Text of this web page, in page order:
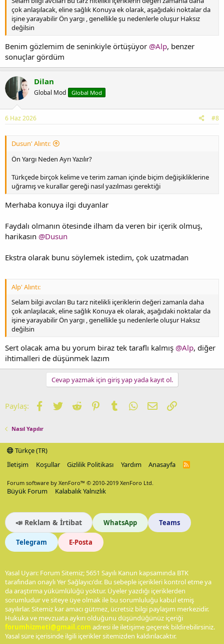
çok anlaşılacak, eline sağlık Konuya ek olarak, aşağıdaki noktalar da
işine yarayabilir Ön yargı , genellikle şu nedenlerle oluşur Haksız
değilsin
Benim gözlemim de seninkiyle örtüşüyor @Alp, benzer
sonuçlar gördüm
Dilan
Global Mod Global Mod
6 Haz 2026 #8
Dusun' Alıntı:
Ön Yargı Neden Ayrı Yazılır?
Türkçede birçok kelime ve terim zaman içinde biçim değişikliklerine
uğramış ve kurallar gereği nasıl yazılması gerektiği
Merhaba konuya ilgi duyanlar
Faydalı olmanın ötesinde ilham da veren bir içerik olmuş,
harikasın @Dusun
Ekstra olarak bunu söylemek istedim, çok uzatmadan
Alp' Alıntı:
Selam bilgi avcıları Bu tarz nitelikli içeriklerin değeri zamanla daha
çok anlaşılacak, eline sağlık Konuya ek olarak, aşağıdaki noktalar da
işine yarayabilir Ön yargı , genellikle şu nedenlerle oluşur Haksız
değilsin
Sert olacak ama bu yorum biraz tek taraflı kalmış @Alp, diğer
ihtimalleri de düşünmek lazım
Cevap yazmak için giriş yap yada kayıt ol.
Paylaş: Facebook
TwitterReddit PinterestTumblrWhatsApp
E-postaLink
Nasıl Yapılır
Türkçe (TR)
İletişim
Koşullar Gizlilik Politikası Yardım Anasayfa
R
Forum software by XenForo™ © 2010-2019 XenForo Ltd.
Büyük Forum Kalabalık Yalnızlık
📣 Reklam & İrtibat WhatsApp Teams
Telegram E-Posta
Yasal Uyarı: Forum Sitemiz; 5651 Sayılı Kanun kapsamında BTK
tarafından onaylı Yer Sağlayıcı'dır. Bu sebeple içerikleri kontrol etme ya
da araştırma yükümlülüğü yoktur. Üyeler yazdığı içeriklerden
sorumludur ve siteye üye olmak ile bu sorumluluğu kabul etmiş
sayılırlar. Sitemiz kar amacı gütmez, ücretsiz bilgi paylaşım merkezidir.
Hukuka ve mevzuata aykırı olduğunu düşündüğünüz içeriği
forumhizmeti@gmail.com adresi ile iletişime geçerek bildirebilirsiniz.
Yasal süre içerisinde ilgili içerikler sitemizden kaldırılacaktır.